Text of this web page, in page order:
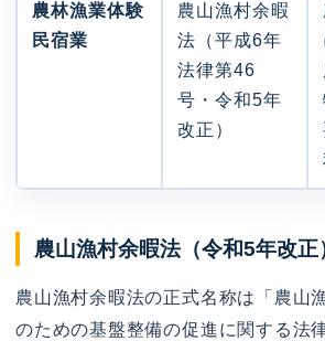
農林漁業体験
民宿業
農山漁村余暇
法（平成6年
法律第46
号・令和5年
改正）
農山漁村余暇法（令和5年改正
農山漁村余暇法の正式名称は「農山
のための基盤整備の促進に関する法